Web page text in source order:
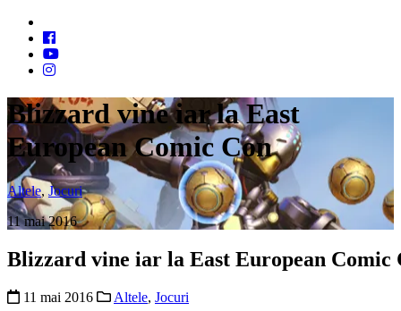
Blizzard vine iar la East
European Comic Con
Altele, Jocuri
11 mai 2016
Blizzard vine iar la East European Comic
11 mai 2016 Altele, Jocuri